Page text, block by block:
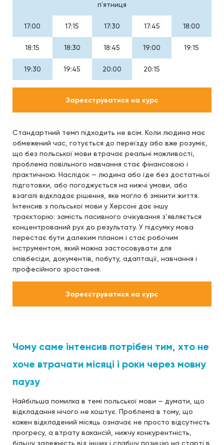
пʼятниця
17:00 17:15 17:30 17:45 18:00
18:15 18:30 18:45 19:00 19:15
19:30 19:45 20:00 20:15
Зареєструватися на курс
Стандартний темп підходить не всім. Коли людина має
обмежений час, готується до переїзду або вже розуміє,
що без польської мови втрачає реальні можливості,
проблема повільного навчання стає фінансовою і
практичною. Наслідок — людина або їде без достатньої
підготовки, або погоджується на нижчі умови, або
взагалі відкладає рішення, яке могло б змінити життя.
Інтенсив з польської мови у Херсоні дає іншу
траєкторію: замість пасивного очікування з’являється
концентрований рух до результату. У підсумку мова
перестає бути далеким планом і стає робочим
інструментом, який можна застосовувати для
співбесіди, документів, побуту, адаптації, навчання і
професійного зростання.
Зареєструватися на курс
Чому саме інтенсив потрібен тим, хто не
хоче втрачати місяці і роки через мовну
паузу
Найбільша помилка в темі польської мови — думати, що
відкладання нічого не коштує. Проблема в тому, що
кожен відкладений місяць означає не просто відсутність
прогресу, а втрату вакансій, нижчу конкурентність,
більшу залежність від інших і слабшу позицію на старті в